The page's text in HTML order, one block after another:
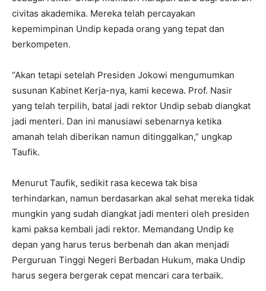
civitas akademika. Mereka telah percayakan
kepemimpinan Undip kepada orang yang tepat dan
berkompeten.
“Akan tetapi setelah Presiden Jokowi mengumumkan
susunan Kabinet Kerja-nya, kami kecewa. Prof. Nasir
yang telah terpilih, batal jadi rektor Undip sebab diangkat
jadi menteri. Dan ini manusiawi sebenarnya ketika
amanah telah diberikan namun ditinggalkan,” ungkap
Taufik.
Menurut Taufik, sedikit rasa kecewa tak bisa
terhindarkan, namun berdasarkan akal sehat mereka tidak
mungkin yang sudah diangkat jadi menteri oleh presiden
kami paksa kembali jadi rektor. Memandang Undip ke
depan yang harus terus berbenah dan akan menjadi
Perguruan Tinggi Negeri Berbadan Hukum, maka Undip
harus segera bergerak cepat mencari cara terbaik.